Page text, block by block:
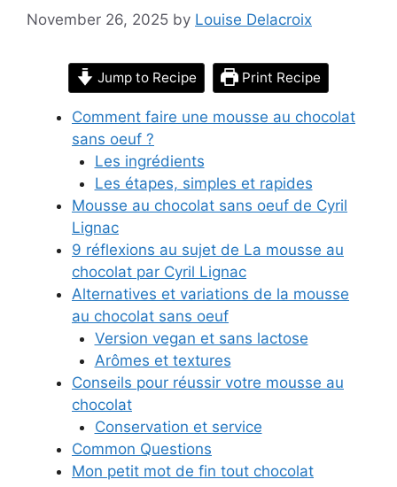
November 26, 2025 by Louise Delacroix
Jump to Recipe Print Recipe
Comment faire une mousse au chocolat
sans oeuf ?
Les ingrédients
Les étapes, simples et rapides
Mousse au chocolat sans oeuf de Cyril
Lignac
9 réflexions au sujet de La mousse au
chocolat par Cyril Lignac
Alternatives et variations de la mousse
au chocolat sans oeuf
Version vegan et sans lactose
Arômes et textures
Conseils pour réussir votre mousse au
chocolat
Conservation et service
Common Questions
Mon petit mot de fin tout chocolat